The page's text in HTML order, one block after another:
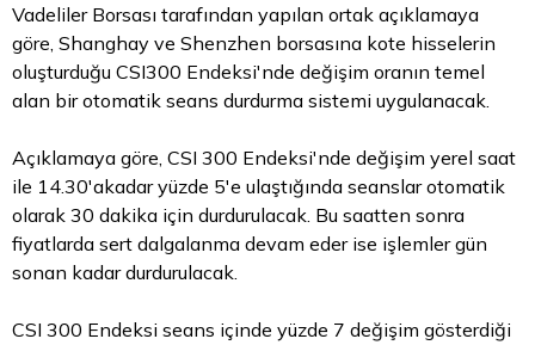
Vadeliler Borsası tarafından yapılan ortak açıklamaya
göre, Shanghay ve Shenzhen borsasına kote hisselerin
oluşturduğu CSI300 Endeksi'nde değişim oranın temel
alan bir otomatik seans durdurma sistemi uygulanacak.
Açıklamaya göre, CSI 300 Endeksi'nde değişim yerel saat
ile 14.30'akadar yüzde 5'e ulaştığında seanslar otomatik
olarak 30 dakika için durdurulacak. Bu saatten sonra
fiyatlarda sert dalgalanma devam eder ise işlemler gün
sonan kadar durdurulacak.
CSI 300 Endeksi seans içinde yüzde 7 değişim gösterdiği